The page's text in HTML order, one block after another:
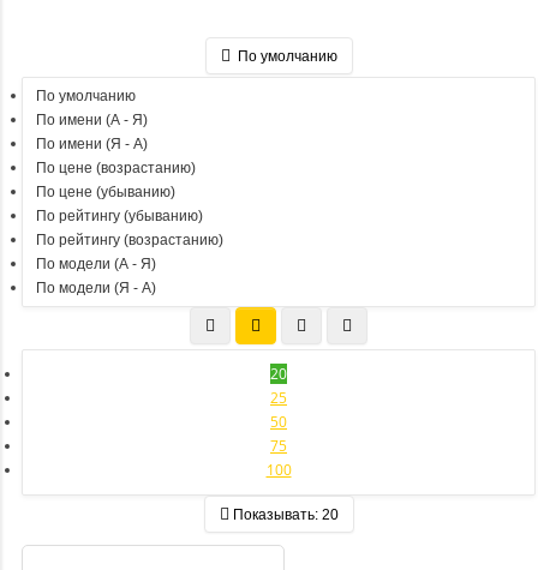
По умолчанию
По умолчанию
По имени (A - Я)
По имени (Я - A)
По цене (возрастанию)
По цене (убыванию)
По рейтингу (убыванию)
По рейтингу (возрастанию)
По модели (A - Я)
По модели (Я - A)
20
25
50
75
100
Показывать: 20